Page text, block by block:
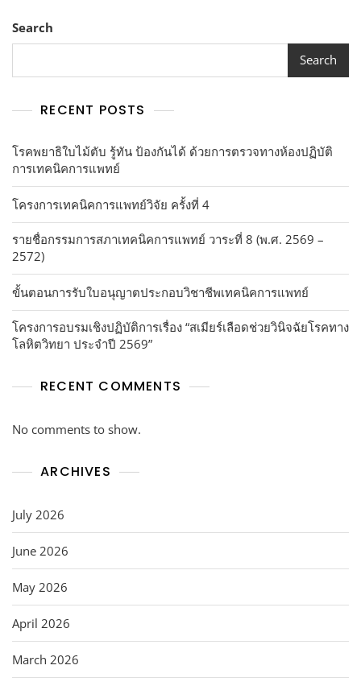
Search
Search
RECENT POSTS
โรคพยาธิใบไม้ตับ รู้ทัน ป้องกันได้ ด้วยการตรวจทางห้องปฏิบัติ
การเทคนิคการแพทย์
โครงการเทคนิคการแพทย์วิจัย ครั้งที่ 4
รายชื่อกรรมการสภาเทคนิคการแพทย์ วาระที่ 8 (พ.ศ. 2569 –
2572)
ขั้นตอนการรับใบอนุญาตประกอบวิชาชีพเทคนิคการแพทย์
โครงการอบรมเชิงปฏิบัติการเรื่อง “สเมียร์เลือดช่วยวินิจฉัยโรคทาง
โลหิตวิทยา ประจำปี 2569”
RECENT COMMENTS
No comments to show.
ARCHIVES
July 2026
June 2026
May 2026
April 2026
March 2026